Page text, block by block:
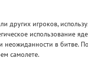
других игроков,
использование
неожиданности в битве.
самолете.